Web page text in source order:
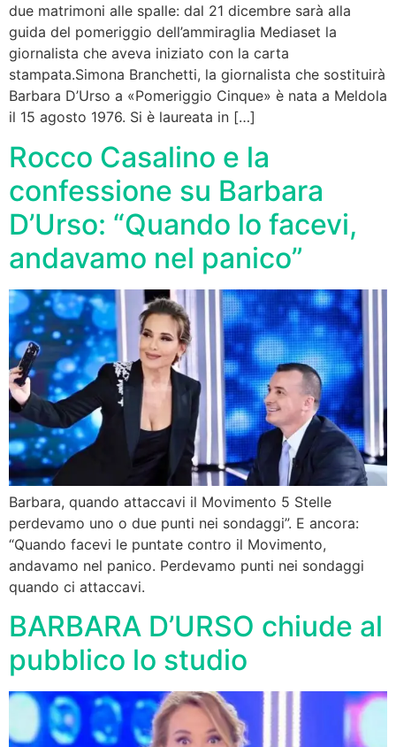
due matrimoni alle spalle: dal 21 dicembre sarà alla
guida del pomeriggio dell’ammiraglia Mediaset la
giornalista che aveva iniziato con la carta
stampata.Simona Branchetti, la giornalista che sostituirà
Barbara D’Urso a «Pomeriggio Cinque» è nata a Meldola
il 15 agosto 1976. Si è laureata in […]
Rocco Casalino e la
confessione su Barbara
D’Urso: “Quando lo facevi,
andavamo nel panico”
Barbara, quando attaccavi il Movimento 5 Stelle
perdevamo uno o due punti nei sondaggi”. E ancora:
“Quando facevi le puntate contro il Movimento,
andavamo nel panico. Perdevamo punti nei sondaggi
quando ci attaccavi.
BARBARA D’URSO chiude al
pubblico lo studio